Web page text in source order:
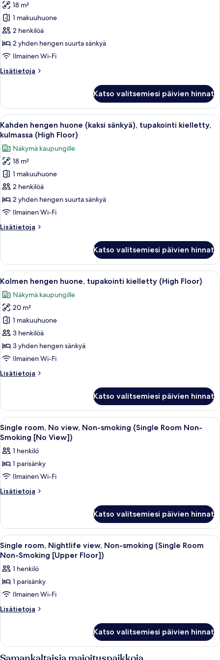
kielletty
(Sky
Floor)
Kahden
hengen
huone
(kaksi
sänkyä),
tupakointi
kielletty,
kuvat
18 m²
1 makuuhuone
2 henkilöä
2 yhden hengen suurta sänkyä
Ilmainen Wi-Fi
Lisätietoja
Lisätietoja
huone
(kaksi
sänkyä),
tupakointi
kulmassa
Katso valitsemiesi päivien hinnat
Avaa
kaikki
huonetyypin
Kahden
hengen
huone
(kaksi
sänkyä),
tupakointi
kulmassa
kuvat
Hotellihuone, jossa on kaksi
44
Kahden hengen huone (kaksi sänkyä), tupakointi kielletty,
kulmassa (High Floor)
Näkymä kaupungille
18 m²
1 makuuhuone
2 henkilöä
2 yhden hengen suurta sänkyä
Ilmainen Wi-Fi
Lisätietoja
Lisätietoja
huone
(kaksi
sänkyä),
kielletty,
kulmassa
(High
Floor)
Katso valitsemiesi päivien hinnat
Avaa
kaikki
huonetyypin
Kolmen
hengen
huone,
tupakointi
kielletty
Floor)
Hotellihuone, jossa on kaksi sänkyä,
44
Kolmen hengen huone, tupakointi kielletty (High Floor)
Näkymä kaupungille
20 m²
1 makuuhuone
3 henkilöä
3 yhden hengen sänkyä
Ilmainen Wi-Fi
Lisätietoja
Lisätietoja
huone,
tupakointi
kielletty
(High
Katso valitsemiesi päivien hinnat
Avaa
kaikki
huonetyypin
Single
room,
No
view,
(Single
Room
Non-
Smoking
[No
View])
kuvat
Hotellihuone, jossa on sänky,
7
Single room, No view, Non-smoking (Single Room Non-
Smoking [No View])
1 henkilö
1 parisänky
Ilmainen Wi-Fi
Lisätietoja
Lisätietoja
No
view,
Non-
smoking
Room
Non-
Smoking
[No
View])
Katso valitsemiesi päivien hinnat
Avaa
kaikki
huonetyypin
Single
room,
Nightlife
view,
(Single
Room
Hotellihuone, jossa on sänky,
7
Single room, Nightlife view, Non-smoking (Single Room
Non-Smoking [Upper Floor])
1 henkilö
1 parisänky
Ilmainen Wi-Fi
Lisätietoja
Lisätietoja
Nightlife
view,
Katso valitsemiesi päivien hinnat